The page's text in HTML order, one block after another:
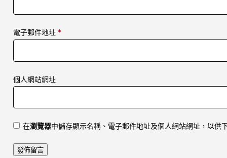
電子郵件地址 *
個人網站網址
在瀏覽器中儲存顯示名稱、電子郵件地址及個人網站網址，以供